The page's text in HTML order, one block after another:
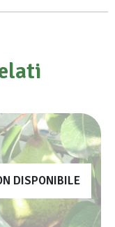
DISPONIBILE